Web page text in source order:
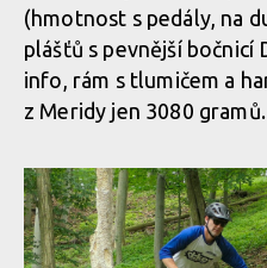
V Horním čepu přepákování je
změnu zadního kola na 27,5 palce
V Horním čepu přepákování je
změnu zadního kola na 27,5
Zadní stavba má o jeden čep
Zadní stavba má o jeden čep
Zadní stavba má o jeden čep
(hmotnost s pedály, na
plášťů s pevnější bočnicí
info, rám s tlumičem a
z Meridy jen 3080 gramů.